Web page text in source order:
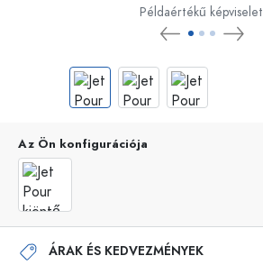
Példaértékű képviselet
Az Ön konfigurációja
ÁRAK ÉS KEDVEZMÉNYEK